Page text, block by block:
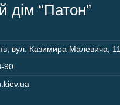
дім “Патон”
вул. Казимира Малевича, 11
90